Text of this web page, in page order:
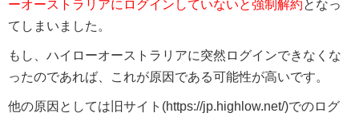
ーオーストラリアにログインしていないと強制解約となっ
てしまいました。
もし、ハイローオーストラリアに突然ログインできなくな
ったのであれば、これが原因である可能性が高いです。
他の原因としては旧サイト(https://jp.highlow.net/)でのログ